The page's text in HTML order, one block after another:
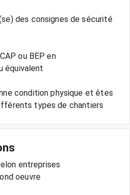
des consignes de sécurité
ou BEP en
équivalent
condition physique et êtes
types de chantiers
entreprises
oeuvre